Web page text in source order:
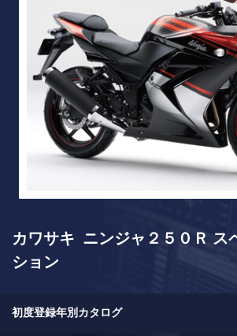
カワサキ ニンジャ２５０Ｒ ス
ション
初度登録年別カタログ